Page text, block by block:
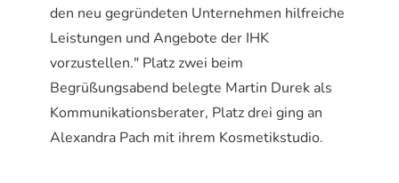
den neu gegründeten Unternehmen hilfreiche
Leistungen und Angebote der IHK
vorzustellen." Platz zwei beim
Begrüßungsabend belegte Martin Durek als
Kommunikationsberater, Platz drei ging an
Alexandra Pach mit ihrem Kosmetikstudio.